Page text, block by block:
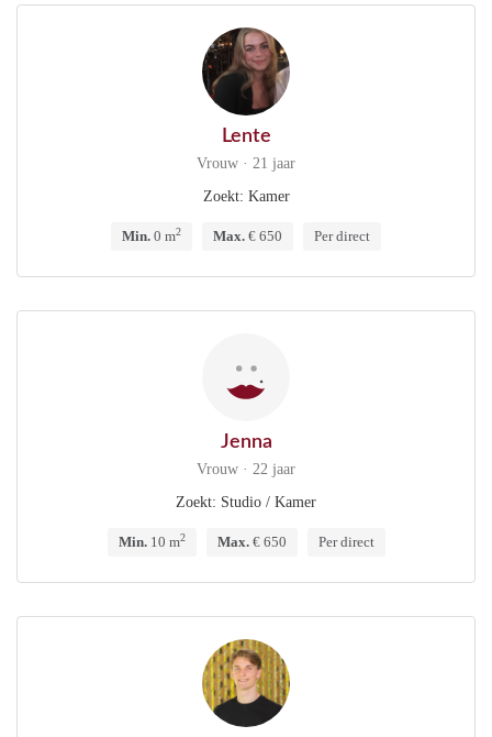
Lente
Vrouw · 21 jaar
Zoekt: Kamer
Min. 0 m2 Max. € 650 Per direct
Jenna
Vrouw · 22 jaar
Zoekt: Studio / Kamer
Min.10 m2 Max.€ 650 Per direct